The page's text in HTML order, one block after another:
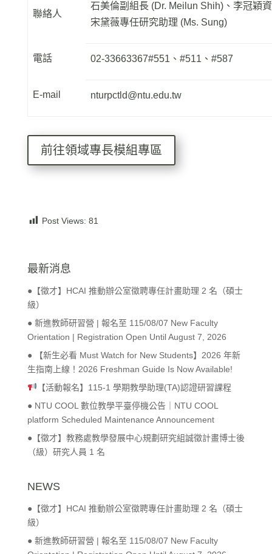
聯絡人
石美倫副組長 (Dr. Meilun Shih)、李冠穎
宋黛薇專任研究助理 (Ms. Sung)
電話 02-33663367#551、#511、#587
E-mail nturpctld@ntu.edu.tw
前往領域專長模組專區
Post Views: 81
最新消息
●【徵才】HCAI 推動辦公室徵聘專任計畫助理 2 名（碩士
級）
● 新進教師研習營 | 報名至 115/08/07 New Faculty
Orientation | Registration Open Until August 7, 2026
● 【新生必看 Must Watch for New Students】2026 年新
生指南上線！2026 Freshman Guide Is Now Available!
【活動報名】115-1 學期教學助理(TA)認證研習課程
● NTU COOL 數位教學平臺停機公告｜NTU COOL
platform Scheduled Maintenance Announcement
●【徵才】教務處教學發展中心規劃研究組誠徵計畫博士後
（級）研究人員 1 名
NEWS
●【徵才】HCAI 推動辦公室徵聘專任計畫助理 2 名（碩士
級）
● 新進教師研習營 | 報名至 115/08/07 New Faculty